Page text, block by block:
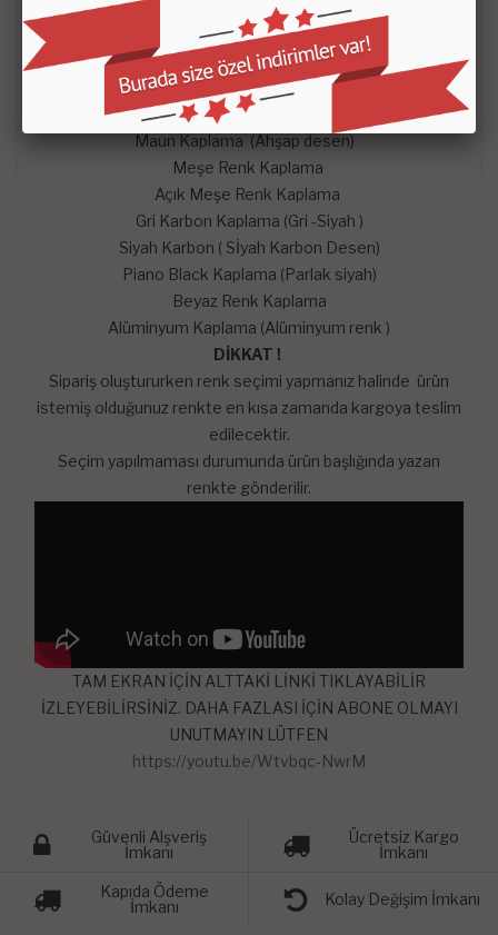
yardımcı olmaya çalışacaktır.
% 100 müşteri memnuniyeti esas alınmıştır.
Kolay İADE ve DEĞİŞİM
YERLİ ÜRETİM
Torpido kaplamaları renk seçenekleri;
Maun Kaplama (Ahşap desen)
Meşe Renk Kaplama
Açık Meşe Renk Kaplama
Gri Karbon Kaplama (Gri -Siyah )
Siyah Karbon ( Sİyah Karbon Desen)
Piano Black Kaplama (Parlak siyah)
Beyaz Renk Kaplama
Alüminyum Kaplama (Alüminyum renk )
DİKKAT !
Sipariş oluştururken renk seçimi yapmanız halinde ürün
istemiş olduğunuz renkte en kısa zamanda kargoya teslim
edilecektir.
Seçim yapılmaması durumunda ürün başlığında yazan
renkte gönderilir.
TAM EKRAN İÇİN ALTTAKİ LİNKİ TIKLAYABİLİR
İZLEYEBİLİRSİNİZ. DAHA FAZLASI İÇİN ABONE OLMAYI
UNUTMAYIN LÜTFEN
https://youtu.be/Wtvbqc-NwrM
Güvenli Alşveriş
İmkanı
Ücretsiz Kargo
İmkanı
Kapıda Ödeme
İmkanı
Kolay Değişim İmkanı